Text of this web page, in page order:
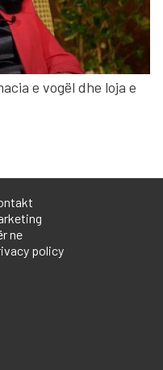
e vogël dhe loja e
ne
policy